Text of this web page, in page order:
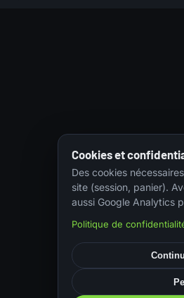
Cookies et
Des cookies
site (session, panier).
aussi Google Analytics
Politique de